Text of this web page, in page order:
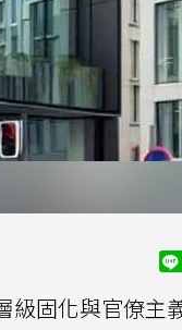
級固化與官僚主